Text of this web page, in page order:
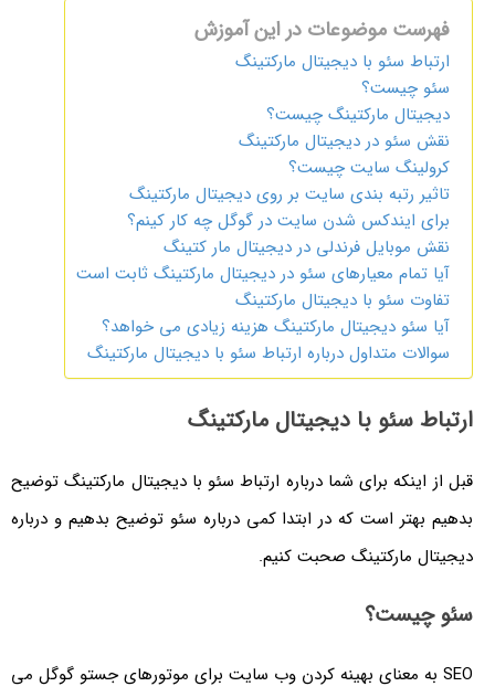
فهرست موضوعات در این آموزش
ارتباط سئو با دیجیتال مارکتینگ
سئو چیست؟
دیجیتال مارکتینگ چیست؟
نقش سئو در دیجیتال مارکتینگ
کرولینگ سایت چیست؟
تاثیر رتبه بندی سایت بر روی دیجیتال مارکتینگ
برای ایندکس شدن سایت در گوگل چه کار کینم؟
نقش موبایل فرندلی در دیجیتال مار کتینگ
آیا تمام معیارهای سئو در دیجیتال مارکتینگ ثابت است
تفاوت سئو با دیجیتال مارکتینگ
آیا سئو دیجیتال مارکتینگ هزینه زیادی می خواهد؟
سوالات متداول درباره ارتباط سئو با دیجیتال مارکتینگ
ارتباط سئو با دیجیتال مارکتینگ
قبل از اینکه برای شما درباره ارتباط سئو با دیجیتال مارکتینگ توضیح
بدهیم بهتر است که در ابتدا کمی درباره سئو توضیح بدهیم و درباره
دیجیتال مارکتینگ صحبت کنیم.
سئو چیست؟
SEO به معنای بهینه کردن وب سایت برای موتورهای جستو گوگل می